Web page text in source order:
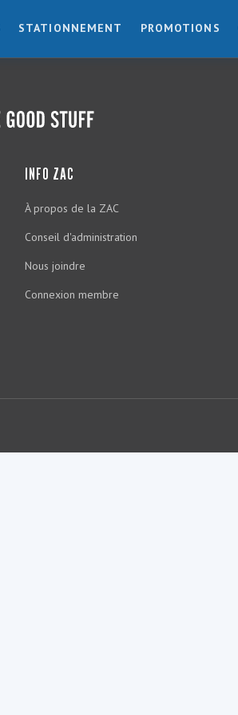
STATIONNEMENT PROMOTIONS
INFO ZAC
À propos de la ZAC
Conseil d'administration
Nous joindre
Connexion membre